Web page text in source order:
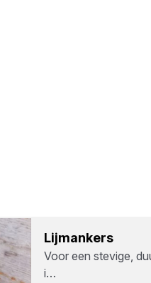
Lijm­an­kers
Voor een stevige,
i…